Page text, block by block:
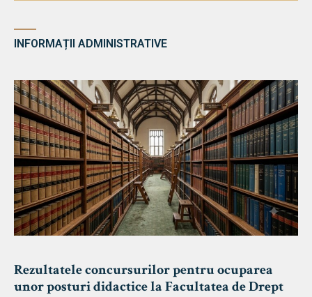
INFORMAȚII ADMINISTRATIVE
Rezultatele concursurilor pentru ocuparea
unor posturi didactice la Facultatea de Drept